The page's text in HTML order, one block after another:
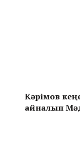
Кәрімов
айналып